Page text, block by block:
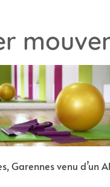
Garennes venu d’un